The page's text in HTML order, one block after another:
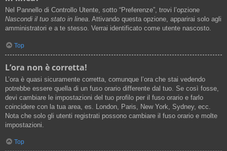
Nel Pannello di Controllo Utente, sotto “Preferenze”, trovi l’opzione
Nascondi il tuo stato in linea. Attivando questa opzione, apparirai solo agli
amministratori e a te stesso. Verrai identificato come utente nascosto.
Top
L’ora non è corretta!
L’ora è quasi sicuramente corretta, comunque l’ora che stai vedendo
potrebbe essere quella di un fuso orario differente dal tuo. Se così fosse,
devi cambiare le impostazioni del tuo profilo per il fuso orario e farlo
coincidere con la tua area, es. London, Paris, New York, Sydney, ecc.
Nota che solo gli utenti registrati possono cambiare il fuso orario e molte
impostazioni.
Top